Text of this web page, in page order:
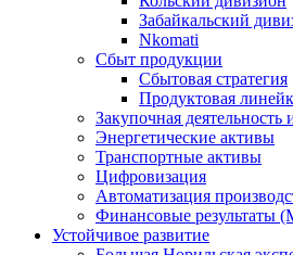
Забайкальский
Nkomati
Сбыт продукции
Сбытовая стратегия
Продуктовая
Закупочная деятельность
Энергетические активы
Транспортные активы
Цифровизация
Автоматизация
Финансовые результаты
Устойчивое развитие